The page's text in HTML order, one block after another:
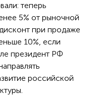
теперь
5% от рыночной
при продаже
10%, если
президент РФ
российской